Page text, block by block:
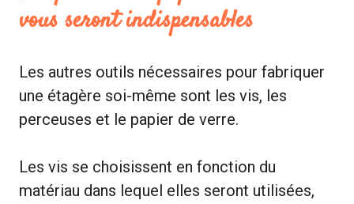
vous seront indispensables
Les autres outils nécessaires pour fabriquer
une étagère soi-même sont les vis, les
perceuses et le papier de verre.
Les vis se choisissent en fonction du
matériau dans lequel elles seront utilisées,